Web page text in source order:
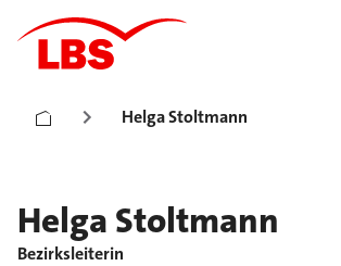
Helga Stoltmann
Helga Stoltmann
Bezirksleiterin